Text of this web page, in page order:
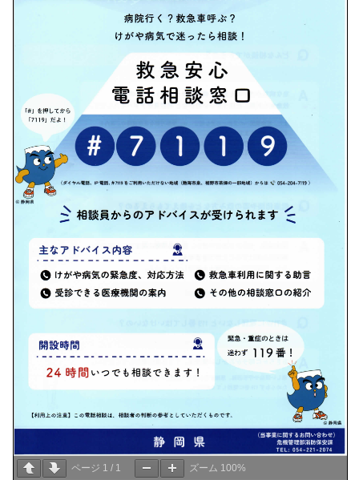
ページ 1 / 1 ズーム 100%